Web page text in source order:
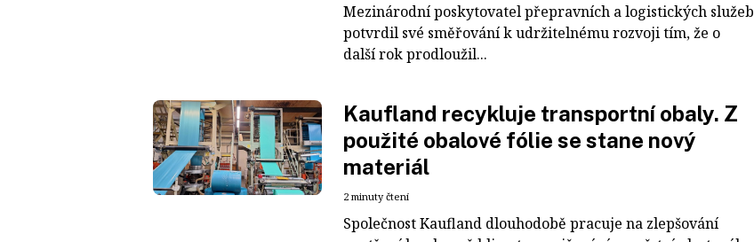
Mezinárodní poskytovatel přepravních a logistických služeb
potvrdil své směřování k udržitelnému rozvoji tím, že o
další rok prodloužil...
Kaufland recykluje transportní obaly. Z
použité obalové fólie se stane nový
materiál
2 minuty čtení
Společnost Kaufland dlouhodobě pracuje na zlepšování